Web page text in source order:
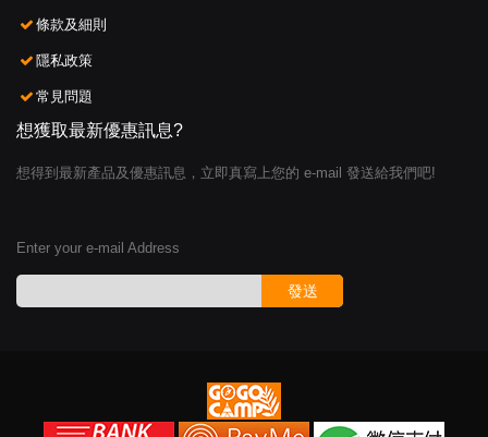
條款及細則
隱私政策
常見問題
想獲取最新優惠訊息?
想得到最新產品及優惠訊息，立即真寫上您的 e-mail 發送給我們吧!
Enter your e-mail Address
發送